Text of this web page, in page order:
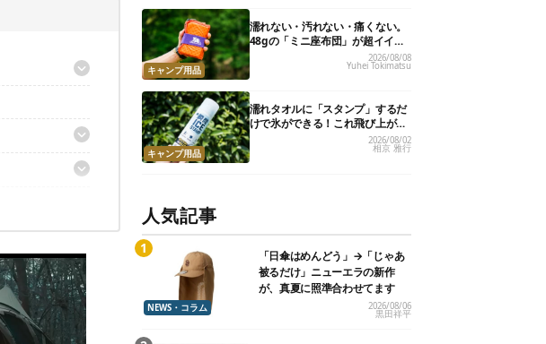
キャンプ用品
濡れない・汚れない・痛くない。
48gの「ミニ座布団」が超イイ具
合
2026/08/08
Yuhei Tokimatsu
キャンプ用品
濡れタオルに「スタンプ」するだ
けで氷ができる！これ飛び上がる
くらい涼しくて最高だった2026/08/02
相京 雅行
人気記事
NEWS・コラム
「日傘はめんどう」→「じゃあ
被るだけ」ニューエラの新作
が、真夏に照準合わせてます
2026/08/06
黒田祥平